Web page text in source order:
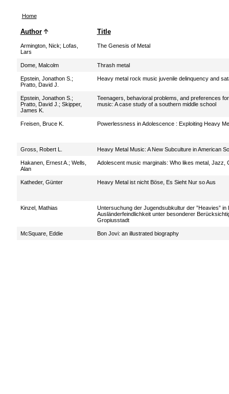
Home
Author Title
Armington, Nick; Lofas,
Lars
The Genesis of Metal
Dome, Malcolm Thrash metal
Epstein, Jonathon S. ;
Pratto, David J.
Heavy metal rock music juvenile delinquency and
Epstein, Jonathon S. ;
Pratto, David J. ; Skipper,
James K.
Teenagers, behavioral problems, and preferences
music: A case study of a southern middle school
Freisen, Bruce K. Powerlessness in Adolescence : Exploiting Heavy
Gross, Robert L. Heavy Metal Music: A New Subculture in American
Hakanen, Ernest A. ; Wells,
Alan
Adolescent music marginals: Who likes metal, Jazz,
Katheder, Günter Heavy Metal ist nicht Böse, Es Sieht Nur so Aus
Kinzel, Mathias
Untersuchung der Jugendsubkultur der ”Heavies” in
Ausländerfeindlichkeit unter besonderer
Gropiusstadt
McSquare, Eddie Bon Jovi: an illustrated biography